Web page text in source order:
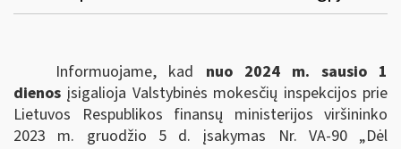
Informuojame, kad nuo 2024 m. sausio 1
dienos įsigalioja Valstybinės mokesčių inspekcijos prie
Lietuvos Respublikos finansų ministerijos viršininko
2023 m. gruodžio 5 d. įsakymas Nr. VA-90 „Dėl